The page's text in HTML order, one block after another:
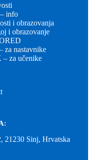
info
i obrazovanja
i obrazovanje
nastavnike
za učenike
21230 Sinj, Hrvatska